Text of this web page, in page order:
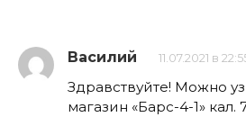
Василий 11.07.2021 в
Здравствуйте! Можно
магазин «Барс-4-1» кал.